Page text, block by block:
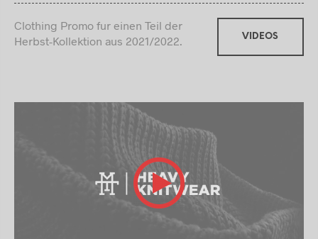
Clothing Promo fur einen Teil der
Herbst-Kollektion aus 2021/2022.
VIDEOS